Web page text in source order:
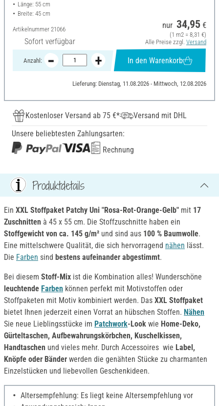
Länge: 55 cm
Breite: 45 cm
Artikelnummer 21066
Sofort verfügbar
nur 34,95 €
(1 m2 = 8,31 €)
Alle Preise zzgl. Versand
Anzahl: In den Warenkorb
Lieferung: Dienstag, 11.08.2026 - Mittwoch, 12.08.2026
Kostenloser Versand ab 75 €*
Versand mit DHL
Unsere beliebtesten Zahlungsarten:
Rechnung
Produktdetails
Ein XXL Stoffpaket Patchy Uni "Rosa-Rot-Orange-Gelb" mit 17
Zuschnitten à 45 x 55 cm. Die Stoffzuschnitte haben ein
Stoffgewicht von ca. 145 g/m² und sind aus 100 % Baumwolle.
Eine mittelschwere Qualität, die sich hervorragend nähen lässt.
Die Farben sind bestens aufeinander abgestimmt.
Bei diesem Stoff-Mix ist die Kombination alles! Wunderschöne
leuchtende Farben können perfekt mit Motivstoffen oder
Stoffpaketen mit Motiv kombiniert werden. Das XXL Stoffpaket
bietet Ihnen jederzeit einen Vorrat an hübschen Stoffen. Nähen
Sie neue Lieblingsstücke im Patchwork-Look wie Home-Deko,
Gürteltaschen, Aufbewahrungskörbchen, Kuschelkissen,
Handtaschen und vieles mehr. Durch Accessoires wie Label,
Knöpfe oder Bänder werden die genähten Stücke zu charmanten
Einzelstücken und liebevollen Geschenkideen.
Altersempfehlung: Es liegt keine Altersempfehlung vor